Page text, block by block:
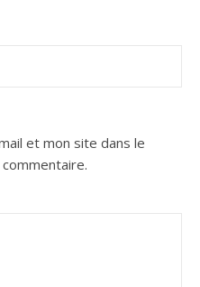
et mon site dans le